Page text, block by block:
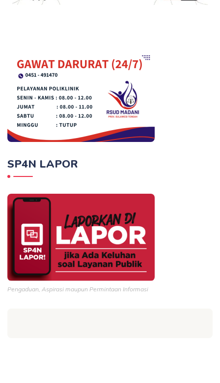
SP4N LAPOR
Pengaduan, Aspirasi maupun Permintaan Informasi